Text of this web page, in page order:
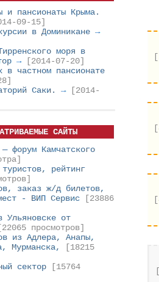
и пансионаты Крыма.
09-15]
в Доминикане →
моря в
→
[2014-07-20]
в частном пансионате
Саки. →
[2014-
САЙТЫ
форум Камчатского
рейтинг
заказ ж/д билетов,
- ВИП Сервис
[23886
Ульяновске от
[22065 просмотров]
из Адлера, Анапы,
Мурманска,
[18215
сектор
[15764